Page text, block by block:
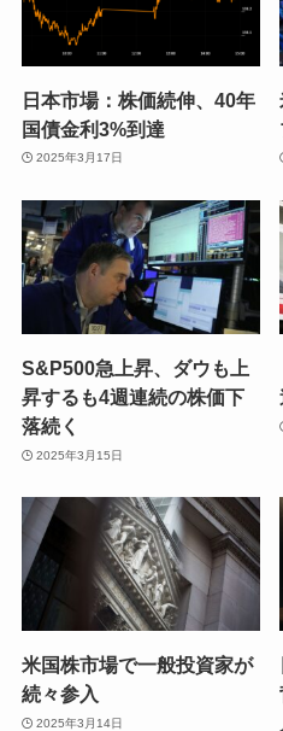
日本市場：株価続伸、40年
国債金利3%到達
2025年3月17日
S&P500急上昇、ダウも上
昇するも4週連続の株価下
落続く
2025年3月15日
米国株市場で一般投資家が
続々参入
2025年3月14日